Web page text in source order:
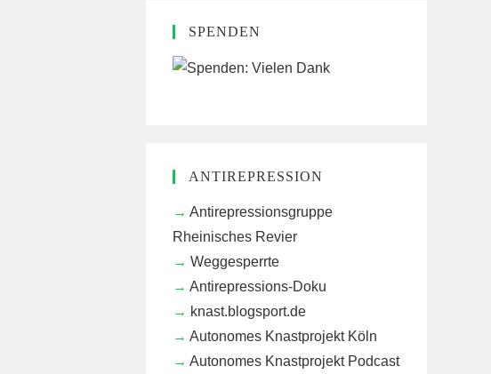
SPENDEN
ANTIREPRESSION
Antirepressionsgruppe
Rheinisches Revier
Weggesperrte
Antirepressions-Doku
knast.blogsport.de
Autonomes Knastprojekt Köln
Autonomes Knastprojekt Podcast